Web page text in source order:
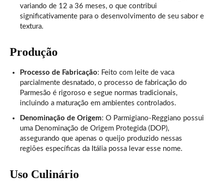
variando de 12 a 36 meses, o que contribui
significativamente para o desenvolvimento de seu sabor e
textura.
Produção
Processo de Fabricação: Feito com leite de vaca
parcialmente desnatado, o processo de fabricação do
Parmesão é rigoroso e segue normas tradicionais,
incluindo a maturação em ambientes controlados.
Denominação de Origem: O Parmigiano-Reggiano possui
uma Denominação de Origem Protegida (DOP),
assegurando que apenas o queijo produzido nessas
regiões específicas da Itália possa levar esse nome.
Uso Culinário